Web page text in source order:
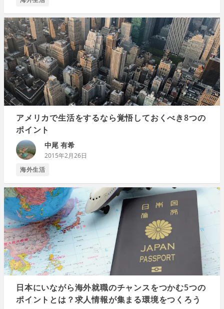
アメリカで生活をするなら覚悟しておくべき8つの
ポイント
中尾 有希
2015年2月26日
海外生活
日本にいながら海外就職のチャンスをつかむ5つの
ポイントとは？求人情報が集まる環境をつくろう